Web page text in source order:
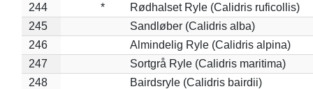
244
*
Rødhalset Ryle (Calidris ruficollis)
245
Sandløber (Calidris alba)
246
Almindelig Ryle (Calidris alpina)
247
Sortgrå Ryle (Calidris maritima)
248
Bairdsryle (Calidris bairdii)